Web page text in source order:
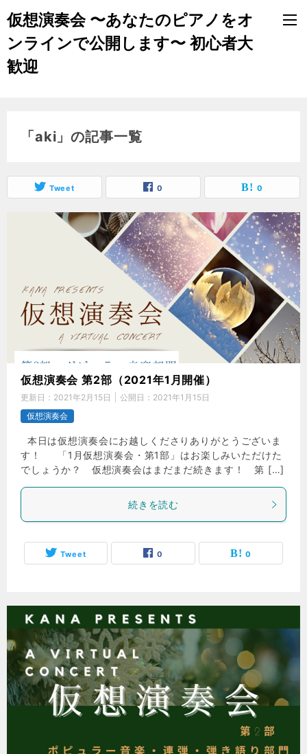
仮想演奏会 〜あなたのピアノをオ
ンラインで公開します〜 初心者大
歓迎
「aki」の記事一覧
Tweet 0 0
仮想演奏会 第2部（2021年1月開催）
更新日： 2021年2月15日 公開日： 2021年1月15日
仮想演奏会
本日は仮想演奏会にお越しくださりありがとうございま
す！ 「1月仮想演奏会・第1部」はお楽しみいただけた
でしょうか？ 仮想演奏会はまだまだ続きます！ 第 […]
続きを読む
Tweet 0 0